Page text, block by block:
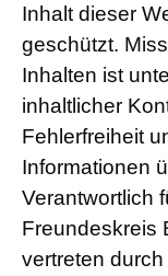
Inhalt dieser
geschützt.
Inhalten ist
inhaltlicher
Fehlerfreiheit
Informationen
Verantwortlich
Freundeskreis
vertreten